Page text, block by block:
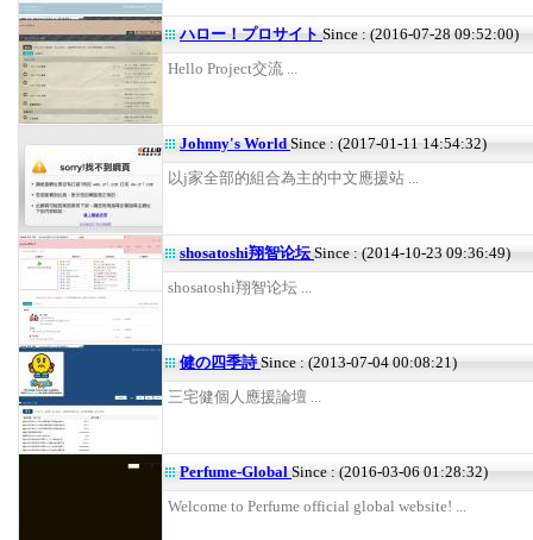
ハロー！プロサイト Since : (2016-07-28 09:52:00)
Hello Project交流 ...
Johnny's WorldSince : (2017-01-11 14:54:32)
以j家全部的組合為主的中文應援站 ...
shosatoshi翔智论坛Since : (2014-10-23 09:36:49)
shosatoshi翔智论坛 ...
健の四季詩Since : (2013-07-04 00:08:21)
三宅健個人應援論壇 ...
Perfume-Global Since : (2016-03-06 01:28:32)
Welcome to Perfume official global website! ...